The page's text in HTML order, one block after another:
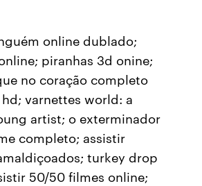
online dublado;
piranhas 3d onine;
no coração completo
varnettes world: a
artist; o exterminador
completo; assistir
turkey drop
50/50 filmes online;